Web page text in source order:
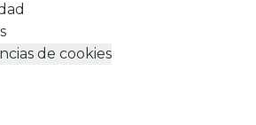
de cookies